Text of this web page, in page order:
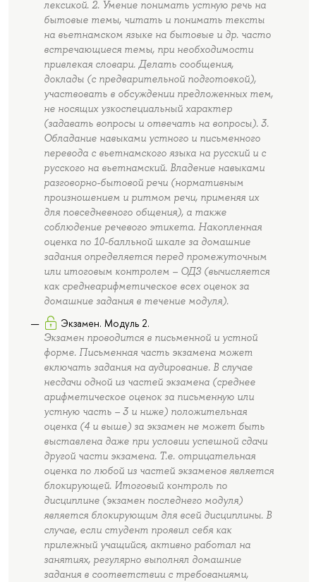
лексикой. 2. Умение понимать устную речь на
бытовые темы, читать и понимать тексты
на вьетнамском языке на бытовые и др. часто
встречающиеся темы, при необходимости
привлекая словари. Делать сообщения,
доклады (с предварительной подготовкой),
участвовать в обсуждении предложенных тем,
не носящих узкоспециальный характер
(задавать вопросы и отвечать на вопросы). 3.
Обладание навыками устного и письменного
перевода с вьетнамского языка на русский и с
русского на вьетнамский. Владение навыками
разговорно-бытовой речи (нормативным
произношением и ритмом речи, применяя их
для повседневного общения), а также
соблюдение речевого этикета. Накопленная
оценка по 10-балльной шкале за домашние
задания определяется перед промежуточным
или итоговым контролем – ОДЗ (вычисляется
как среднеарифметическое всех оценок за
домашние задания в течение модуля).
Экзамен. Модуль 2.
Экзамен проводится в письменной и устной
форме. Письменная часть экзамена может
включать задания на аудирование. В случае
несдачи одной из частей экзамена (среднее
арифметическое оценок за письменную или
устную часть – 3 и ниже) положительная
оценка (4 и выше) за экзамен не может быть
выставлена даже при условии успешной сдачи
другой части экзамена. Т.е. отрицательная
оценка по любой из частей экзаменов является
блокирующей. Итоговый контроль по
дисциплине (экзамен последнего модуля)
является блокирующим для всей дисциплины. В
случае, если студент проявил себя как
прилежный учащийся, активно работал на
занятиях, регулярно выполнял домашние
задания в соответствии с требованиями,